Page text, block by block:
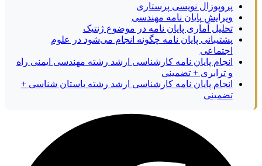
پروپوزال نویسی پرستاری
ویرایش پایان نامه مهندسی
تحلیل آماری پایان نامه در موضوع ژنتیک
پشتیبانی پایان نامه چگونه انجام می‌شود در علوم
اجتماعی
انجام پایان نامه کارشناسی ارشد رشته مهندسی ایمنی راه
و ترابری + تضمینی
انجام پایان نامه کارشناسی ارشد رشته باستان شناسی +
تضمینی